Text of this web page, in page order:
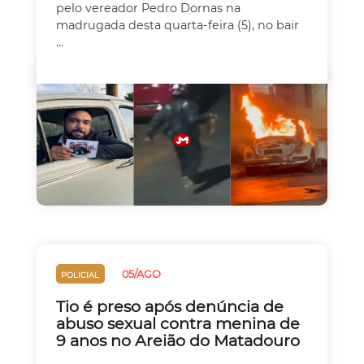
pelo vereador Pedro Dornas na
madrugada desta quarta-feira (5), no bair
...
POLICIAL 05/AGO
Tio é preso após denúncia de
abuso sexual contra menina de
9 anos no Areião do Matadouro